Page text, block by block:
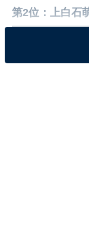
第2位：上白石